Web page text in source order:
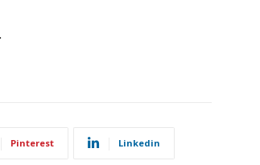
Pinterest Linkedin